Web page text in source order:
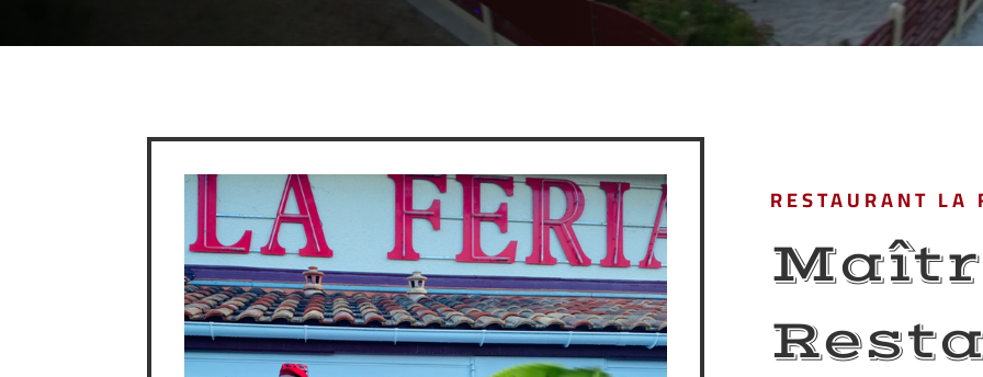
RESTAURANT LA